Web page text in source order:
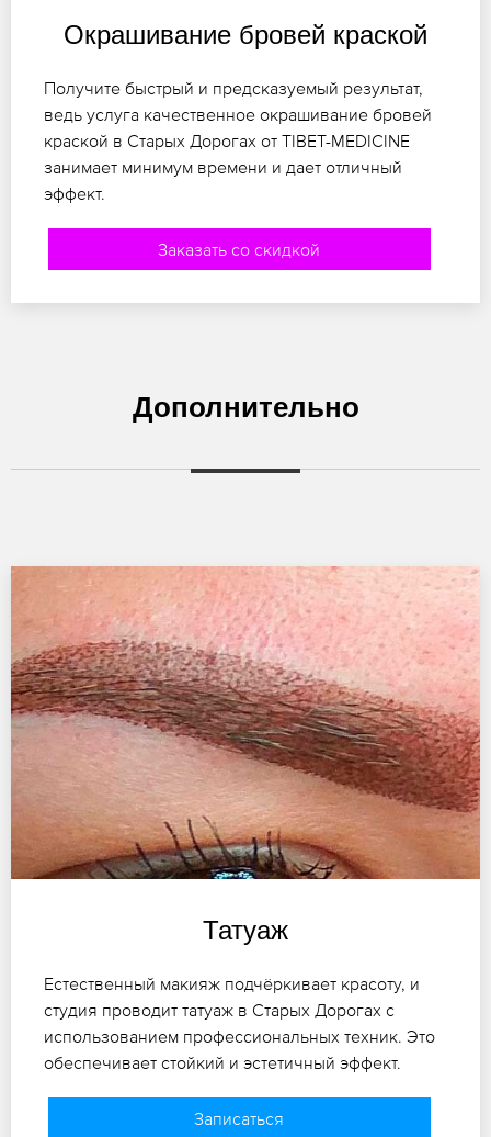
Окрашивание бровей краской
Получите быстрый и предсказуемый результат,
ведь услуга качественное окрашивание бровей
краской в Старых Дорогах от TIBET-MEDICINE
занимает минимум времени и дает отличный
эффект.
Заказать со скидкой
Дополнительно
Татуаж
Естественный макияж подчёркивает красоту, и
студия проводит татуаж в Старых Дорогах с
использованием профессиональных техник. Это
обеспечивает стойкий и эстетичный эффект.
Записаться